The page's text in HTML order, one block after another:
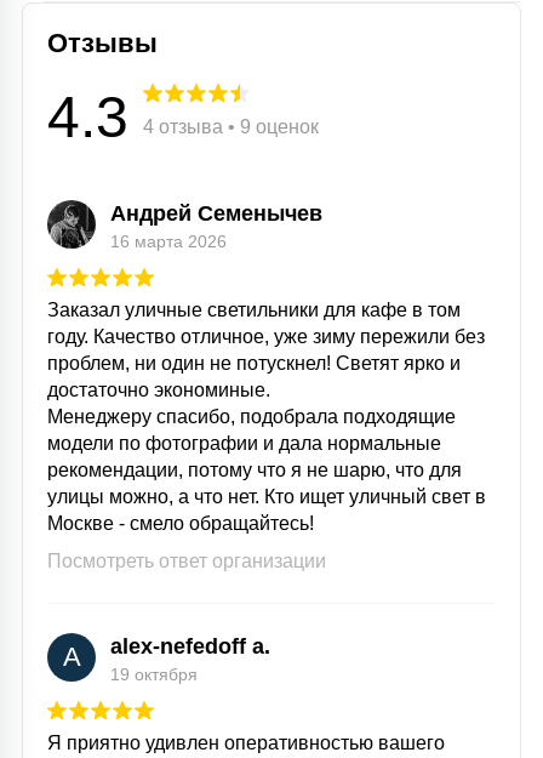
Отзывы
4.3 4 отзыва • 9 оценок
Андрей Семенычев
16 марта 2026
Заказал уличные светильники для кафе в том
году. Качество отличное, уже зиму пережили без
проблем, ни один не потускнел! Светят ярко и
достаточно экономиные.
Менеджеру спасибо, подобрала подходящие
модели по фотографии и дала нормальные
рекомендации, потому что я не шарю, что для
улицы можно, а что нет. Кто ищет уличный свет в
Москве - смело обращайтесь!
Посмотреть ответ организации
A alex-nefedoff a.
19 октября
Я приятно удивлен оперативностью вашего